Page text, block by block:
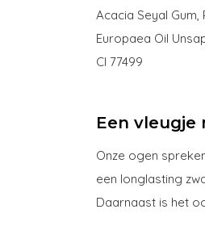
Acacia Seyal
Europaea Oil
CI 77499
Een vleugje
Onze ogen
een longlasting
Daarnaast is het